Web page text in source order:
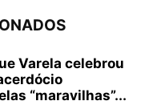
Varela celebrou
“maravilhas”...